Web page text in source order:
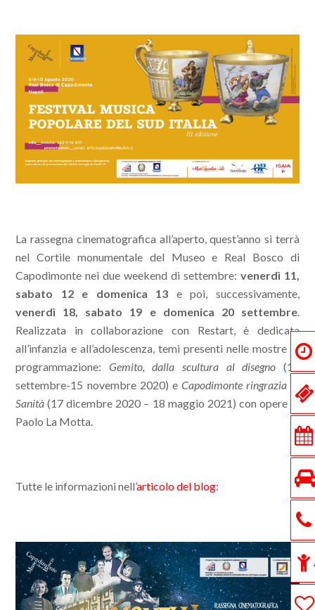
La rassegna cinematografica all’aperto, quest’anno si terrà
nel Cortile monumentale del Museo e Real Bosco di
Capodimonte nei due weekend di settembre: venerdì 11,
sabato 12 e domenica 13 e
poi, successivamente,
venerdì 18, sabato 19 e domenica 20 settembre.
Realizzata in collaborazione con Restart, è dedicata
all’infanzia e all’adolescenza, temi presenti nelle mostre in
programmazione: Gemito, dalla scultura al disegno (10
settembre-15 novembre 2020) eCapodimonte ringrazia la
Sanità(17 dicembre 2020 – 18 maggio 2021) con opere di
Paolo La Motta.
Tutte le informazioni nell’articolo del blog: